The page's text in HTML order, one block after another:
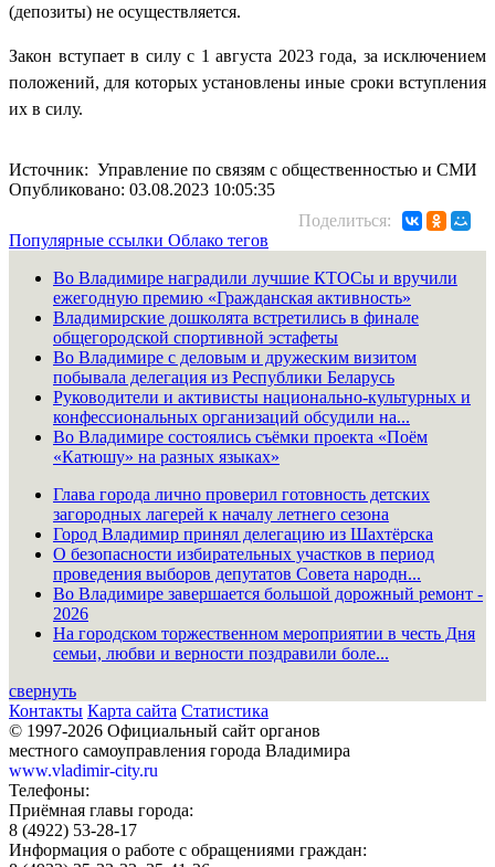
(депозиты) не осуществляется.
Закон вступает в силу с 1 августа 2023 года, за исключением
положений, для которых установлены иные сроки вступления
их в силу.
Источник: Управление по связям с общественностью и СМИ
Опубликовано: 03.08.2023 10:05:35
Поделиться:
Популярные ссылки Облако тегов
Во Владимире наградили лучшие КТОСы и вручили
ежегодную премию «Гражданская активность»
Владимирские дошколята встретились в финале
общегородской спортивной эстафеты
Во Владимире с деловым и дружеским визитом
побывала делегация из Республики Беларусь
Руководители и активисты национально-культурных и
конфессиональных организаций обсудили на...
Во Владимире состоялись съёмки проекта «Поём
«Катюшу» на разных языках»
Глава города лично проверил готовность детских
загородных лагерей к началу летнего сезона
Город Владимир принял делегацию из Шахтёрска
О безопасности избирательных участков в период
проведения выборов депутатов Совета народн...
Во Владимире завершается большой дорожный ремонт -
2026
На городском торжественном мероприятии в честь Дня
семьи, любви и верности поздравили боле...
свернуть
Контакты Карта сайта Статистика
© 1997-2026 Официальный сайт органов
местного самоуправления города Владимира
www.vladimir-city.ru
Телефоны:
Приёмная главы города:
8 (4922) 53-28-17
Информация о работе с обращениями граждан: